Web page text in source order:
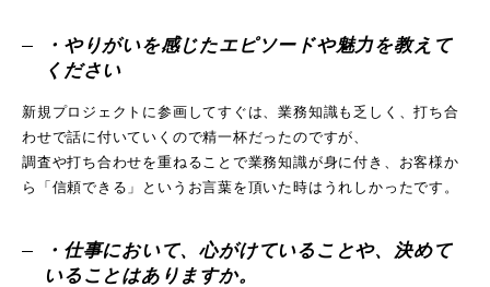
・やりがいを感じたエピソードや魅力を教えて
ください
新規プロジェクトに参画してすぐは、業務知識も乏しく、打ち合
わせで話に付いていくので精一杯だったのですが、
調査や打ち合わせを重ねることで業務知識が身に付き、お客様か
ら「信頼できる」というお言葉を頂いた時はうれしかったです。
・仕事において、心がけていることや、決めて
いることはありますか。